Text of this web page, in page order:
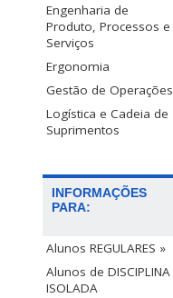
Engenharia de
Produto, Processos e
Serviços
Ergonomia
Gestão de Operações
Logística e Cadeia de
Suprimentos
INFORMAÇÕES
PARA:
Alunos REGULARES »
Alunos de DISCIPLINA
ISOLADA